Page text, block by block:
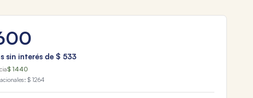
sin interés de $ 533
$ 1440
$ 1264